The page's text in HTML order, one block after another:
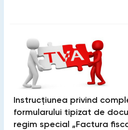
Instrucțiunea privind
formularului tipizat de
regim special „Factura